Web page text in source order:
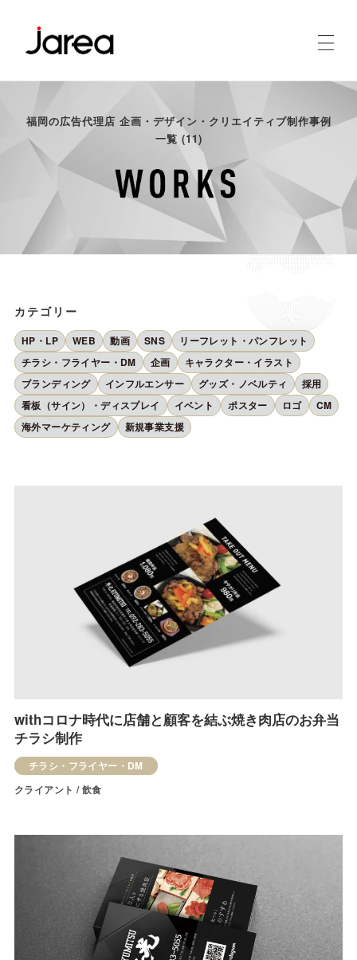
福岡の広告代理店 企画・デザイン・クリエイティブ制作事例
一覧 (11)
カテゴリー
HP・LP WEB 動画 SNS
リーフレット・パンフレット
チラシ・フライヤー・DM
企画
キャラクター・イラスト
ブランディング
インフルエンサー グッズ・ノベルティ
採用
看板（サイン）・ディスプレイ
イベント ポスター ロゴ
CM
海外マーケティング
新規事業支援
withコロナ時代に店舗と顧客を結ぶ焼き肉店のお弁当
チラシ制作
チラシ・フライヤー・DM
クライアント / 飲食